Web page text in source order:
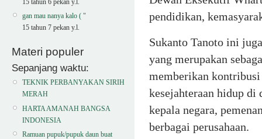
gan mau nanya kalo ( "
15 tahun 7 pekan y.l.
Materi populer
Sepanjang waktu:
TEKNIK PERBANYAKAN SIRIH
MERAH
HARTA AMANAH BANGSA
INDONESIA
Ramuan pupuk/pupuk daun buat
pendidikan,
Sukanto Tanoto ini
yang merupakan
memberikan
kesejahteraan hidup di
kepala negara,
berbagai perusahaan.